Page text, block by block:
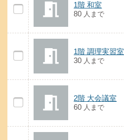
1階 和室
80 人 まで
1階 調理実習室
30 人 まで
2階 大会議室
60 人 まで